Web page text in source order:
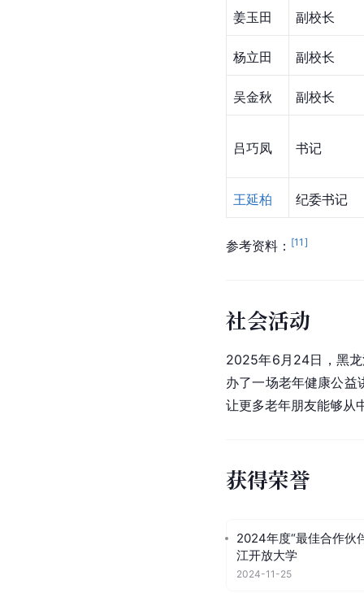
姜玉田 副校长
杨立田 副校长
吴金秋 副校长
吕巧凤 书记
王延柏 纪委书记
参考资料： [11 ]
社会活动
2025年6月24日，黑
办了一场老年健康公益
让更多老年朋友能够从
获得荣誉
2024年度“最佳合作伙
江开放大学
2024-11-25